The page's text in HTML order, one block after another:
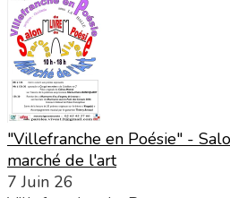
"Villefranche en Poésie" -
marché de l'art
7 Juin 26